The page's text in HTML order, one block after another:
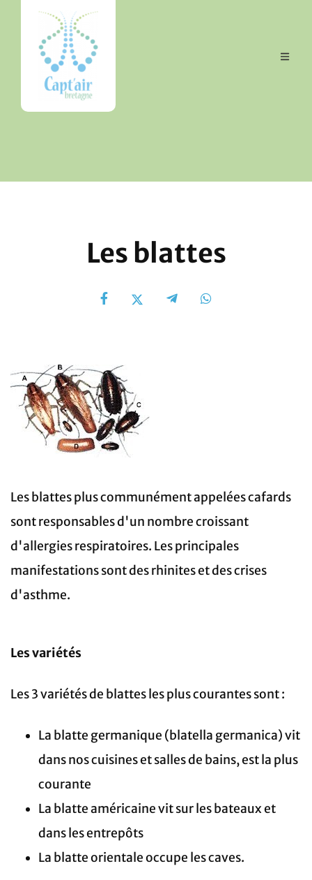
Les blattes
Les blattes plus communément appelées cafards
sont responsables d'un nombre croissant
d'allergies respiratoires. Les principales
manifestations sont des rhinites et des crises
d'asthme.
Les variétés
Les 3 variétés de blattes les plus courantes sont :
La blatte germanique (blatella germanica) vit
dans nos cuisines et salles de bains, est la plus
courante
La blatte américaine vit sur les bateaux et
dans les entrepôts
La blatte orientale occupe les caves.